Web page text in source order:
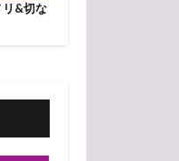
リ&切な